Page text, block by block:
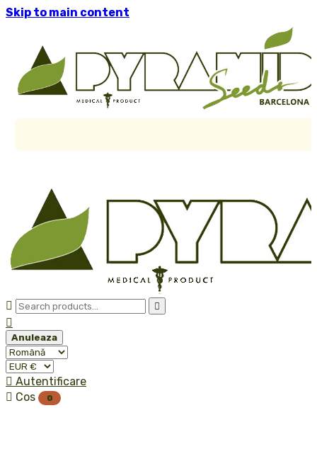
Skip to main content
 

Anuleaza
 Autentificare
 Cos 0